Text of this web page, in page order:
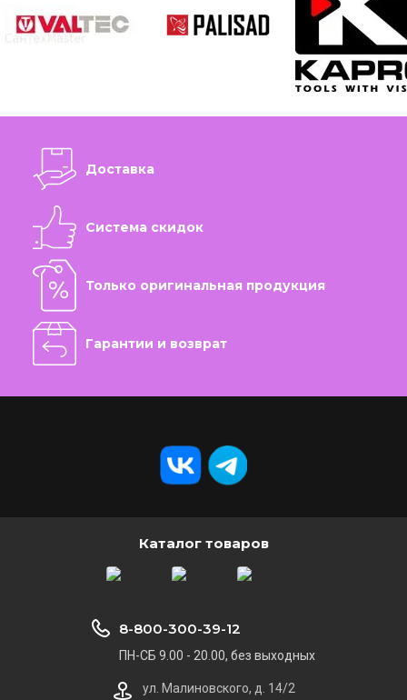
Доставка
Система скидок
Только оригинальная продукция
Гарантии и возврат
Каталог товаров
8-800-300-39-12
ПН-СБ 9.00 - 20.00, без выходных
ул. Малиновского, д. 14/2